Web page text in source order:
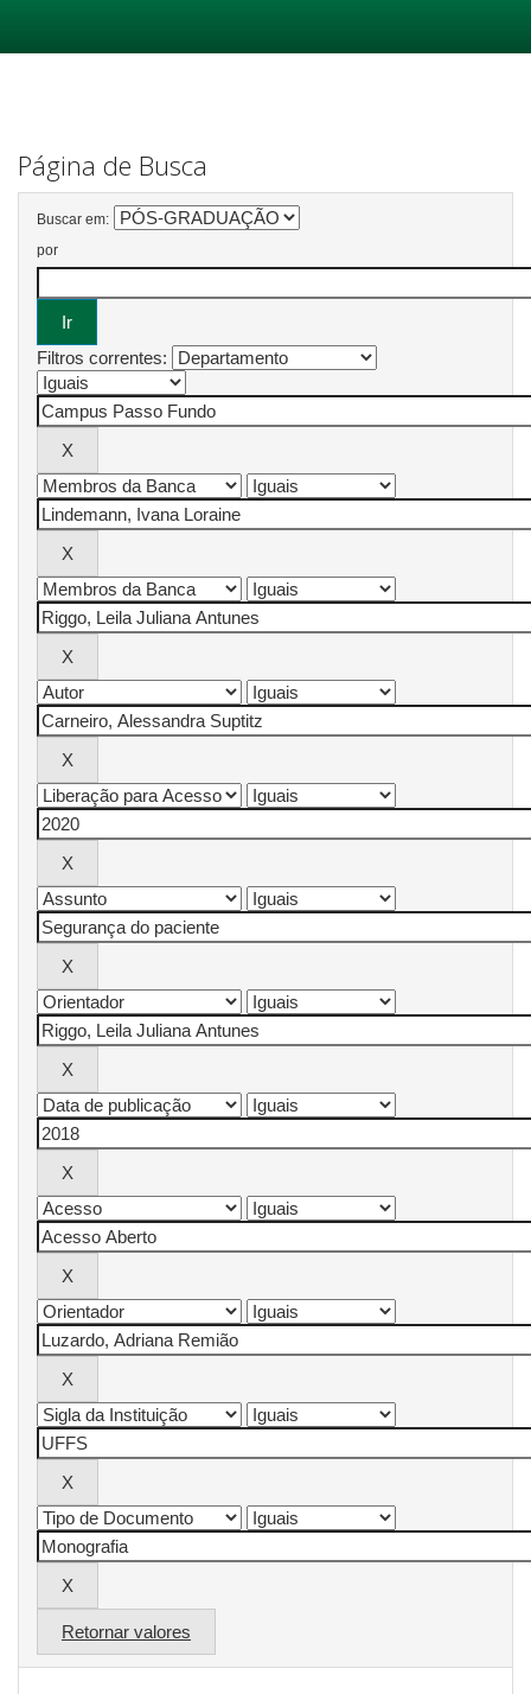
Página de Busca
Buscar em:
por
Filtros correntes:
Retornar valores